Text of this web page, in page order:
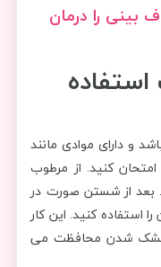
را درمان
و دارای موادی مانند
کنید. از مرطوب
بعد از شستن صورت در
استفاده کنید. این کار
خشک شدن محافظت می